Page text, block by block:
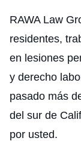
RAWA Law
residentes,
en lesiones
y derecho
pasado más
del sur de
por usted.